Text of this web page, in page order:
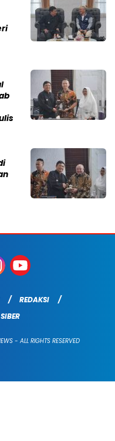
REDAKSI
- ALL RIGHTS RESERVED